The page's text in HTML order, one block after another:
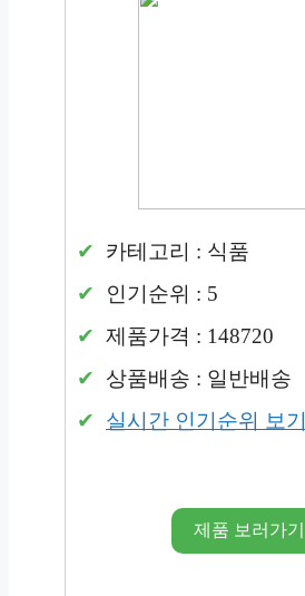
카테고리 : 식품
인기순위 : 5
제품가격 : 148720
상품배송 : 일반배송
실시간 인기순위 보기
제품 보러가기